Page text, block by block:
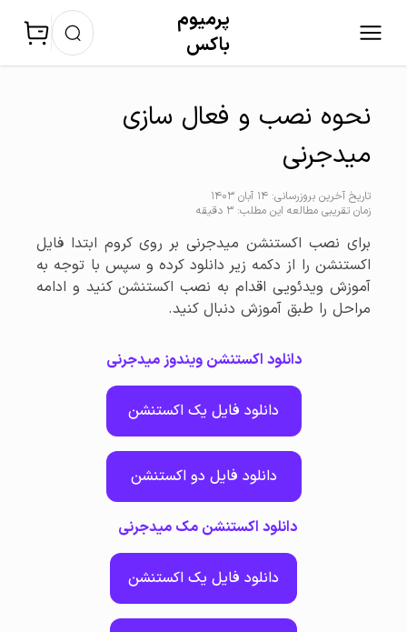
پرمیوم‌
باکس
نحوه نصب و فعال سازی
میدجرنی
تاریخ آخرین بروزرسانی: 14 آبان 1403
زمان تقریبی مطالعه این مطلب: 3 دقیقه
برای نصب اکستنشن میدجرنی بر روی کروم ابتدا فایل
اکستنشن را از دکمه زیر دانلود کرده و سپس با توجه به
آموزش ویدئویی اقدام به نصب اکستنشن کنید و ادامه
مراحل را طبق آموزش دنبال کنید.
دانلود اکستنشن ویندوز میدجرنی
دانلود فایل یک اکستنشن
دانلود فایل دو اکستنشن
دانلود اکستنشن مک میدجرنی
دانلود فایل یک اکستنشن